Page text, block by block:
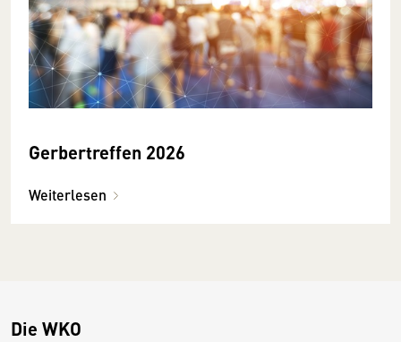
Gerbertreffen 2026
Weiterlesen
Die WKO